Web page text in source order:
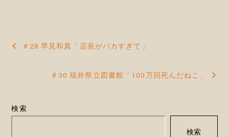
投
ゲ
＃28 早見和真「店長がバカすぎて」
＃30 福井県立図書館「100万回死んだねこ」
検索
検索